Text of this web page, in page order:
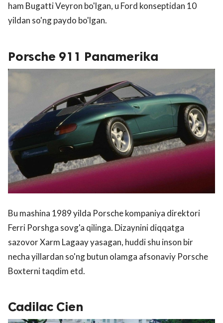
ham Bugatti Veyron bo'lgan, u Ford konseptidan 10
yildan so'ng paydo bo'lgan.
Porsche 911 Panamerika
Bu mashina 1989 yilda Porsche kompaniya direktori
Ferri Porshga sovg'a qilinga. Dizaynini diqqatga
sazovor Xarm Lagaay yasagan, huddi shu inson bir
necha yillardan so'ng butun olamga afsonaviy Porsche
Boxterni taqdim etd.
Cadilac Cien